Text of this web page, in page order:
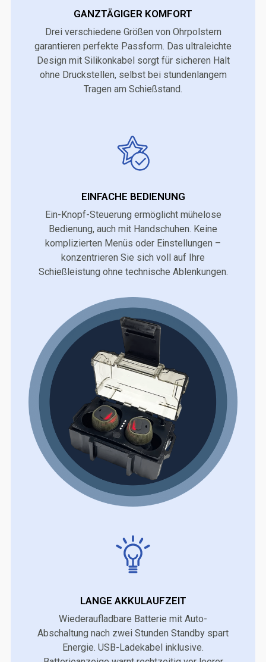
GANZTÄGIGER KOMFORT
Drei verschiedene Größen von Ohrpolstern
garantieren perfekte Passform. Das ultraleichte
Design mit Silikonkabel sorgt für sicheren Halt
ohne Druckstellen, selbst bei stundenlangem
Tragen am Schießstand.
EINFACHE BEDIENUNG
Ein-Knopf-Steuerung ermöglicht mühelose
Bedienung, auch mit Handschuhen. Keine
komplizierten Menüs oder Einstellungen –
konzentrieren Sie sich voll auf Ihre
Schießleistung ohne technische Ablenkungen.
LANGE AKKULAUFZEIT
Wiederaufladbare Batterie mit Auto-
Abschaltung nach zwei Stunden Standby spart
Energie. USB-Ladekabel inklusive.